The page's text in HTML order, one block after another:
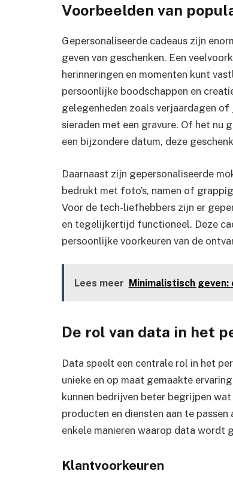
Voorbeelden van
Gepersonaliseerde cadeaus zijn
geven van geschenken. Een
herinneringen en momenten kunt
persoonlijke boodschappen en
gelegenheden zoals verjaardagen
sieraden met een gravure. Of het nu
een bijzondere datum, deze
Daarnaast zijn gepersonaliseerde
bedrukt met foto’s, namen of
Voor de tech-liefhebbers zijn er
en tegelijkertijd functioneel. Deze
persoonlijke voorkeuren van de
Lees meer Minimalistisch
De rol van data in het
Data speelt een centrale rol in het
unieke en op maat gemaakte
kunnen bedrijven beter begrijpen
producten en diensten aan te
enkele manieren waarop data wordt
Klantvoorkeuren